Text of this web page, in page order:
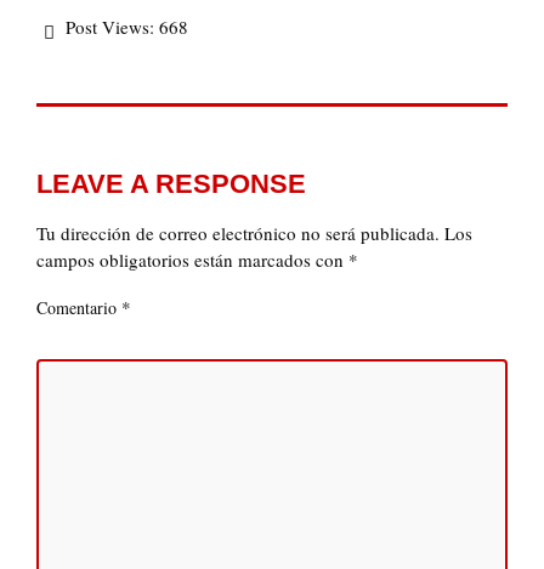
Post Views: 668
LEAVE A RESPONSE
Tu dirección de correo electrónico no será publicada. Los
campos obligatorios están marcados con *
Comentario *